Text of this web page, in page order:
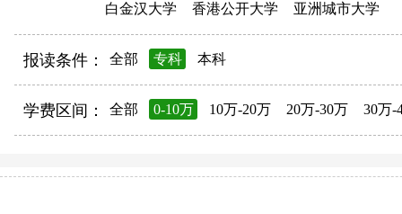
白金汉大学
香港公开大学 亚洲城市大学
报读条件： 全部 专科 本科
学费区间： 全部 0-10万 10万-20万 20万-30万 30万-